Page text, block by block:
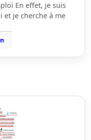
En effet, je suis
et je cherche à me